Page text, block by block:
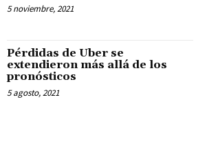
5 noviembre, 2021
Pérdidas de Uber se
extendieron más allá de los
pronósticos
5 agosto, 2021